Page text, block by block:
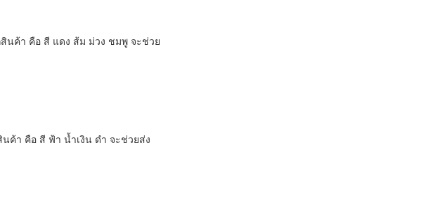
นค้า คือ สี แดง ส้ม ม่วง ชมพู จะช่วย
า คือ สี ฟ้า น้ำเงิน ดำ จะช่วยส่ง